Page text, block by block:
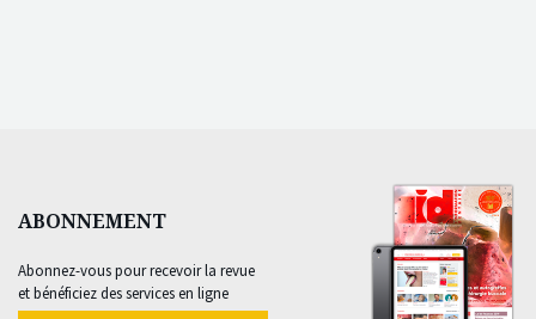
ABONNEMENT
Abonnez-vous pour recevoir la revue
et bénéficiez des services en ligne